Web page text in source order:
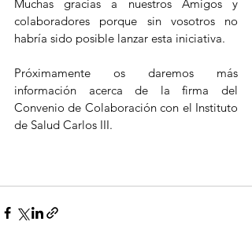
Muchas gracias a nuestros Amigos y
colaboradores porque sin vosotros no
habría sido posible lanzar esta iniciativa.
Próximamente os daremos más
información acerca de la firma del
Convenio de Colaboración con el Instituto
de Salud Carlos III.